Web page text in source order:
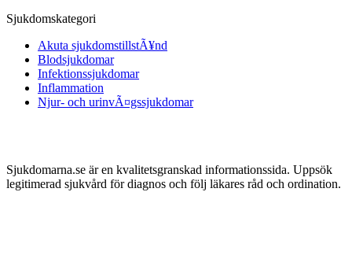
Sjukdomskategori
Akuta sjukdomstillstÃ¥nd
Blodsjukdomar
Infektionssjukdomar
Inflammation
Njur- och urinvÃ¤gssjukdomar
Sjukdomarna.se är en kvalitetsgranskad informationssida. Uppsök
legitimerad sjukvård för diagnos och följ läkares råd och ordination.